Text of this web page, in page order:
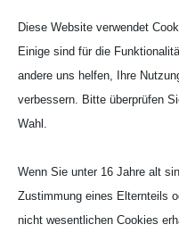
Alternativen zur
Diese Website verwendet
Einige sind für die
andere uns helfen, Ihre
verbessern. Bitte überprüfen
Wahl.
Wenn Sie unter 16 Jahre alt
Zustimmung eines Elternteils
nicht wesentlichen Cookies